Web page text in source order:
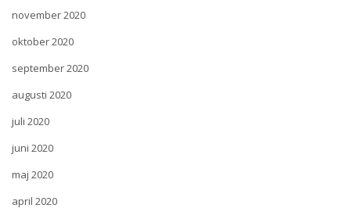
november 2020
oktober 2020
september 2020
augusti 2020
juli 2020
juni 2020
maj 2020
april 2020